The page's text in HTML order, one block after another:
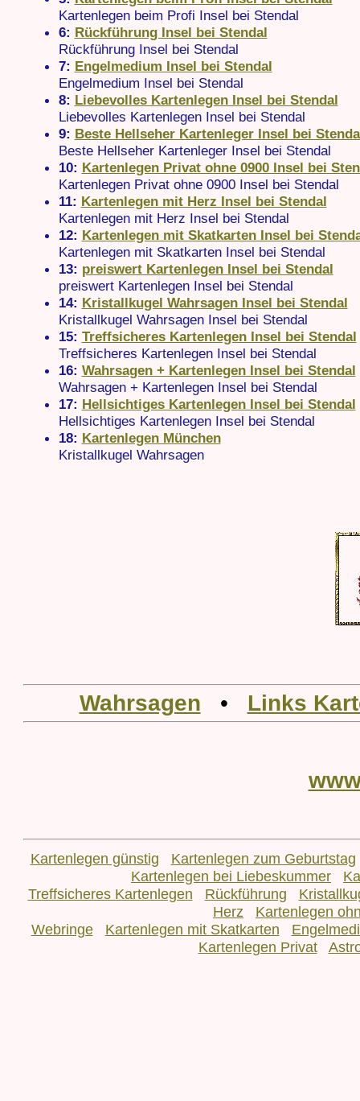
Kartenlegen beim Profi Insel bei Stendal
6: Rückführung Insel bei Stendal
Rückführung Insel bei Stendal
7: Engelmedium Insel bei Stendal
Engelmedium Insel bei Stendal
8: Liebevolles Kartenlegen Insel bei Stendal
Liebevolles Kartenlegen Insel bei Stendal
9: Beste Hellseher Kartenleger Insel bei
Beste Hellseher Kartenleger Insel bei Stendal
10: Kartenlegen Privat ohne 0900 Insel bei
Kartenlegen Privat ohne 0900 Insel bei Stendal
11: Kartenlegen mit Herz Insel bei Stendal
Kartenlegen mit Herz Insel bei Stendal
12: Kartenlegen mit Skatkarten Insel bei
Kartenlegen mit Skatkarten Insel bei Stendal
13: preiswert Kartenlegen Insel bei Stendal
preiswert Kartenlegen Insel bei Stendal
14: Kristallkugel Wahrsagen Insel bei Stendal
Kristallkugel Wahrsagen Insel bei Stendal
15: Treffsicheres Kartenlegen Insel bei Stendal
Treffsicheres Kartenlegen Insel bei Stendal
16: Wahrsagen + Kartenlegen Insel bei Stendal
Wahrsagen + Kartenlegen Insel bei Stendal
17: Hellsichtiges Kartenlegen Insel bei Stendal
Hellsichtiges Kartenlegen Insel bei Stendal
18: Kartenlegen München
Kristallkugel Wahrsagen
Wahrsagen • Links
Kartenlegen günstig
Kartenlegen zum Geburtstag
Kartenlegen bei Liebeskummer
Treffsicheres Kartenlegen
Rückführung
Herz
Kartenlegen
Webringe
Kartenlegen mit Skatkarten
Kartenlegen Privat